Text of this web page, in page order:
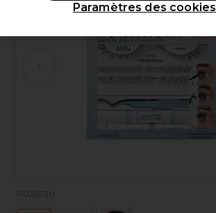
P036730
Paramètres des cookies